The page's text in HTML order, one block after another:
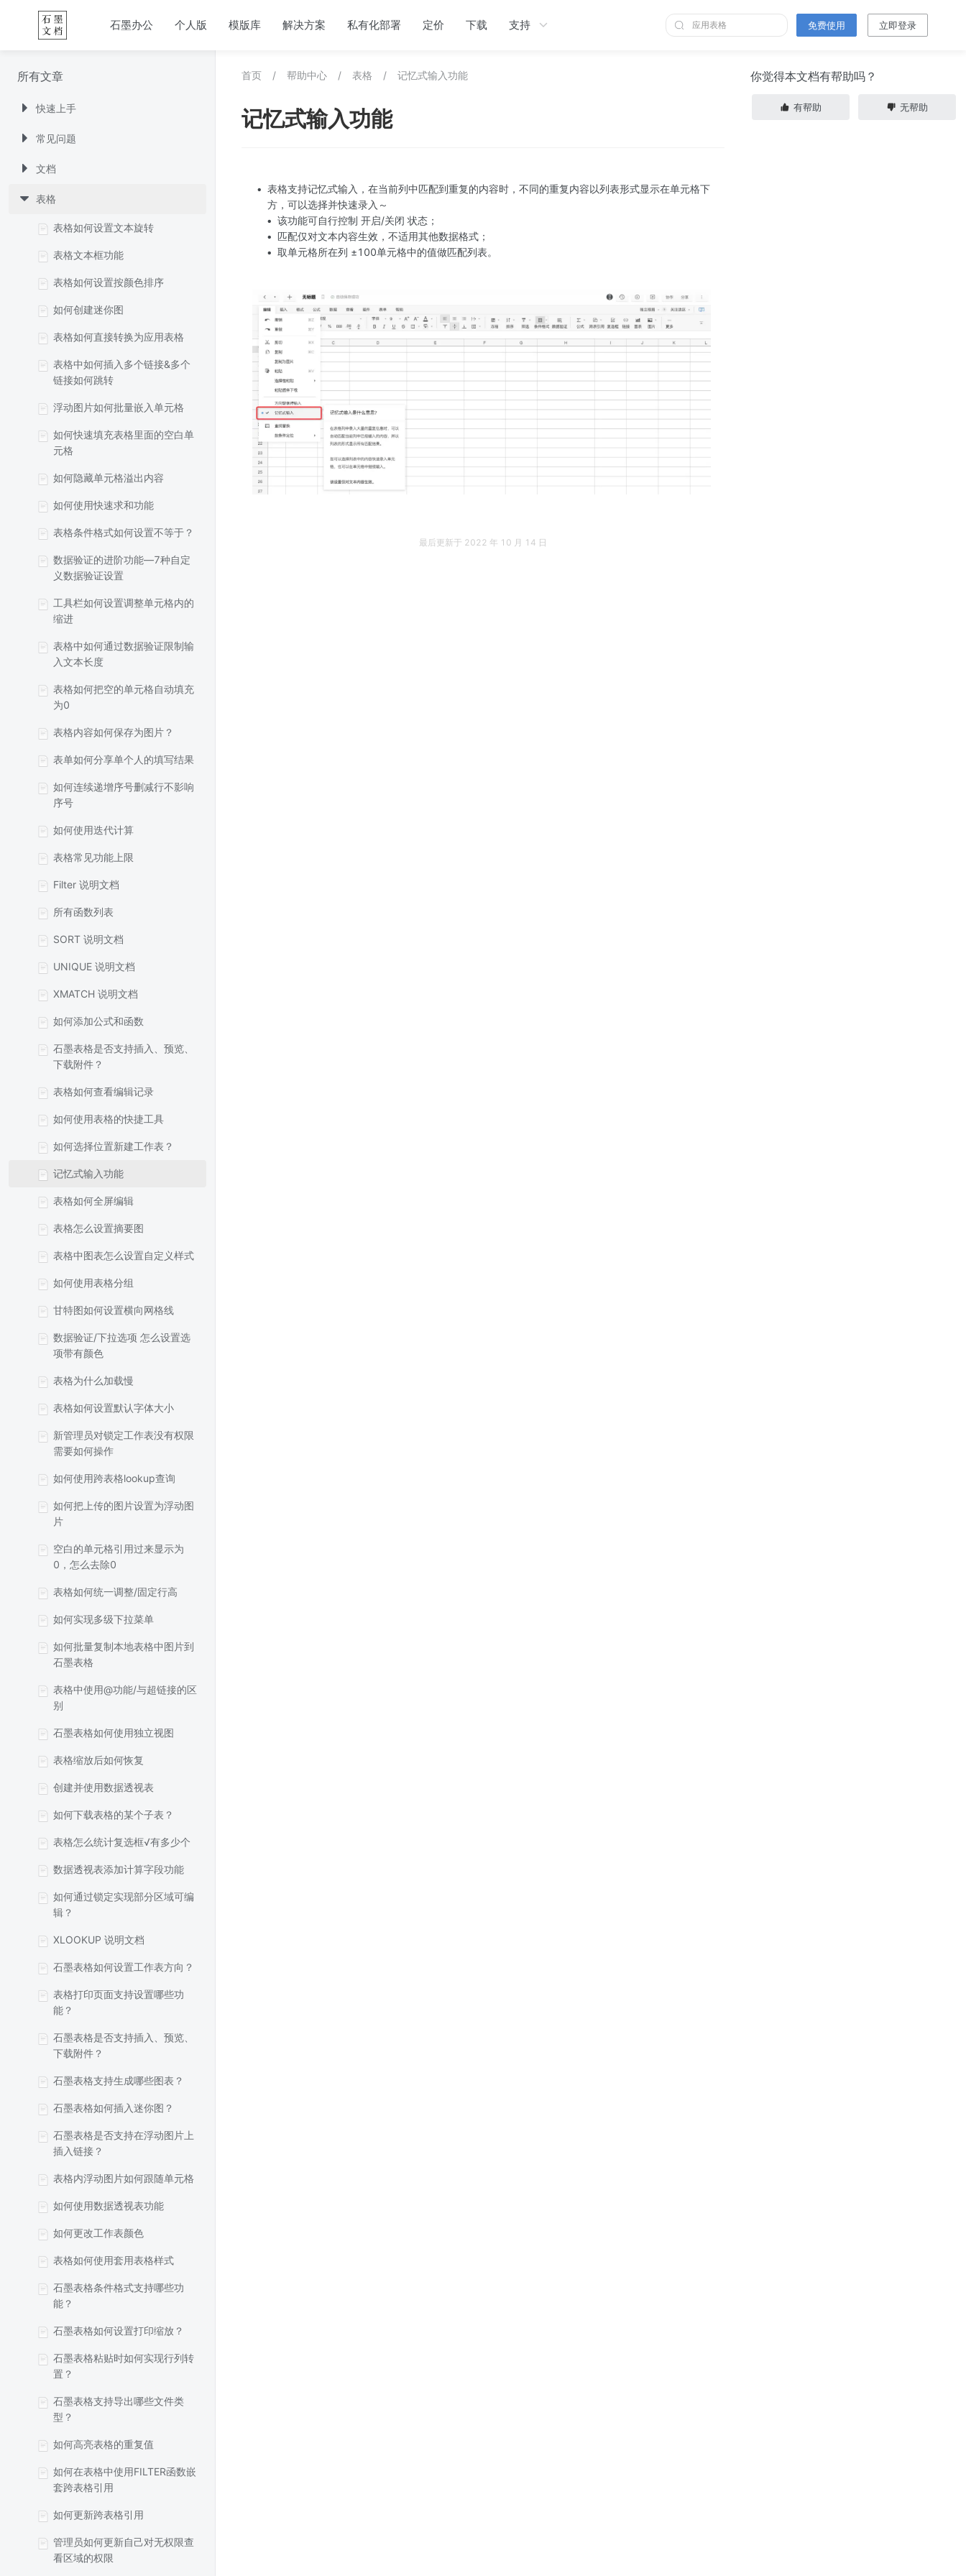
石墨办公 个人版 模版库 解决方案 私有化部署 定价 下载 支持 免费使用 立即登录
所有文章
快速上手
常见问题
文档
表格
表格如何设置文本旋转
表格文本框功能
表格如何设置按颜色排序
如何创建迷你图
表格如何直接转换为应用表格
表格中如何插入多个链接&多个
链接如何跳转
浮动图片如何批量嵌入单元格
如何快速填充表格里面的空白单
元格
如何隐藏单元格溢出内容
如何使用快速求和功能
表格条件格式如何设置不等于？
数据验证的进阶功能—7种自定
义数据验证设置
工具栏如何设置调整单元格内的
缩进
表格中如何通过数据验证限制输
入文本长度
表格如何把空的单元格自动填充
为0
表格内容如何保存为图片？
表单如何分享单个人的填写结果
如何连续递增序号删减行不影响
序号
如何使用迭代计算
表格常见功能上限
Filter 说明文档
所有函数列表
SORT 说明文档
UNIQUE 说明文档
XMATCH 说明文档
如何添加公式和函数
石墨表格是否支持插入、预览、
下载附件？
表格如何查看编辑记录
如何使用表格的快捷工具
如何选择位置新建工作表？
记忆式输入功能
表格如何全屏编辑
表格怎么设置摘要图
表格中图表怎么设置自定义样式
如何使用表格分组
甘特图如何设置横向网格线
数据验证/下拉选项 怎么设置选
项带有颜色
表格为什么加载慢
表格如何设置默认字体大小
新管理员对锁定工作表没有权限
需要如何操作
如何使用跨表格lookup查询
如何把上传的图片设置为浮动图
片
空白的单元格引用过来显示为
0，怎么去除0
表格如何统一调整/固定行高
如何实现多级下拉菜单
如何批量复制本地表格中图片到
石墨表格
表格中使用@功能/与超链接的区
别
石墨表格如何使用独立视图
表格缩放后如何恢复
创建并使用数据透视表
如何下载表格的某个子表？
表格怎么统计复选框√有多少个
数据透视表添加计算字段功能
如何通过锁定实现部分区域可编
辑？
XLOOKUP 说明文档
石墨表格如何设置工作表方向？
表格打印页面支持设置哪些功
能？
石墨表格是否支持插入、预览、
下载附件？
石墨表格支持生成哪些图表？
石墨表格如何插入迷你图？
石墨表格是否支持在浮动图片上
插入链接？
表格内浮动图片如何跟随单元格
如何使用数据透视表功能
如何更改工作表颜色
表格如何使用套用表格样式
石墨表格条件格式支持哪些功
能？
石墨表格如何设置打印缩放？
石墨表格粘贴时如何实现行列转
置？
石墨表格支持导出哪些文件类
型？
如何高亮表格的重复值
如何在表格中使用FILTER函数嵌
套跨表格引用
如何更新跨表格引用
管理员如何更新自己对无权限查
看区域的权限
首页 / 帮助中心 / 表格 / 记忆式输入功能
记忆式输入功能
表格支持记忆式输入，在当前列中匹配到重复的内容时，不同的重复内容以列表形式显示在单元格下
方，可以选择并快速录入～
该功能可自行控制 开启/关闭 状态；
匹配仅对文本内容生效，不适用其他数据格式；
取单元格所在列 ±100单元格中的值做匹配列表。
最后更新于 2022 年 10 月 14 日
你觉得本文档有帮助吗？
有帮助 无帮助